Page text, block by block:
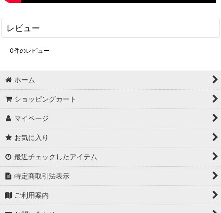
レビュー
0件のレビュー
ホーム
ショッピングカート
マイページ
お気に入り
最近チェックしたアイテム
特定商取引法表示
ご利用案内